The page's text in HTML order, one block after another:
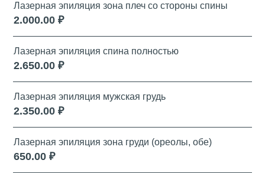
Лазерная эпиляция зона плеч со стороны спины
2.000.00 ₽
Лазерная эпиляция спина полностью
2.650.00 ₽
Лазерная эпиляция мужская грудь
2.350.00 ₽
Лазерная эпиляция зона груди (ореолы, обе)
650.00 ₽